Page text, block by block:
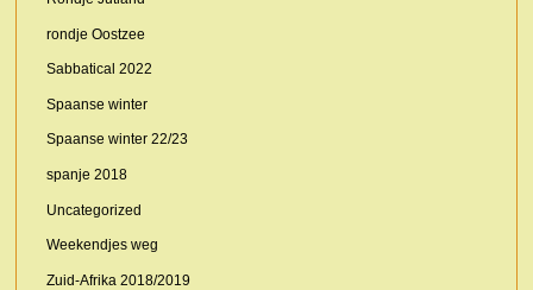
rondje Oostzee
Sabbatical 2022
Spaanse winter
Spaanse winter 22/23
spanje 2018
Uncategorized
Weekendjes weg
Zuid-Afrika 2018/2019